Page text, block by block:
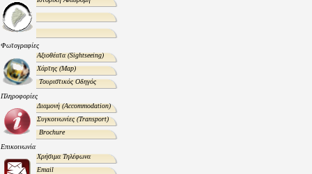
Φωτογραφίες
Αξιοθέατα(Sightseeing)
Χάρτης(Map)
Τουριστικός Οδηγός
Πληροφορίες
Διαμονή(Accommodation)
Συγκοινωνίες(Transport)
Brochure
Επικοινωνία
Χρήσιμα Τηλέφωνα
Email